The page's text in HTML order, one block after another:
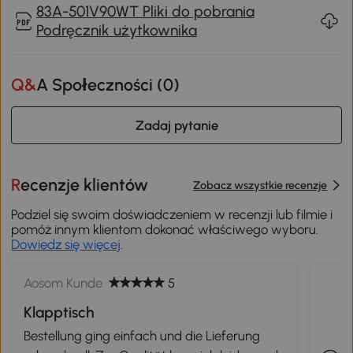
83A-501V90WT Pliki do pobrania
Podręcznik użytkownika
Q&A Społeczności (0)
Zadaj pytanie
Recenzje klientów Zobacz wszystkie recenzje
Podziel się swoim doświadczeniem w recenzji lub filmie i
pomóż innym klientom dokonać właściwego wyboru.
Dowiedz się więcej
Aosom Kunde 5
Klapptisch
Bestellung ging einfach und die Lieferung